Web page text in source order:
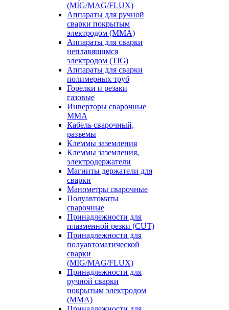
(MIG/MAG/FLUX)
Аппараты для ручной
сварки покрытым
электродом (MMA)
Аппараты для сварки
неплавящимся
электродом (TIG)
Аппараты для сварки
полимерных труб
Горелки и резаки
газовые
Инверторы сварочные
ММА
Кабель сварочный,
разъемы
Клеммы заземления
Клеммы заземления,
электродержатели
Магниты держатели для
сварки
Манометры сварочные
Полуавтоматы
сварочные
Принадлежности для
плазменной резки (CUT)
Принадлежности для
полуавтоматической
сварки
(MIG/MAG/FLUX)
Принадлежности для
ручной сварки
покрытым электродом
(MMA)